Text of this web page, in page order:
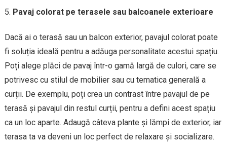
Pavaj colorat pe terasele sau balcoanele exterioare
Dacă ai o terasă sau un balcon exterior, pavajul colorat poate
fi soluția ideală pentru a adăuga personalitate acestui spațiu.
Poți alege plăci de pavaj într-o gamă largă de culori, care se
potrivesc cu stilul de mobilier sau cu tematica generală a
curții. De exemplu, poți crea un contrast între pavajul de pe
terasă și pavajul din restul curții, pentru a defini acest spațiu
ca un loc aparte. Adaugă câteva plante și lămpi de exterior, iar
terasa ta va deveni un loc perfect de relaxare și socializare.